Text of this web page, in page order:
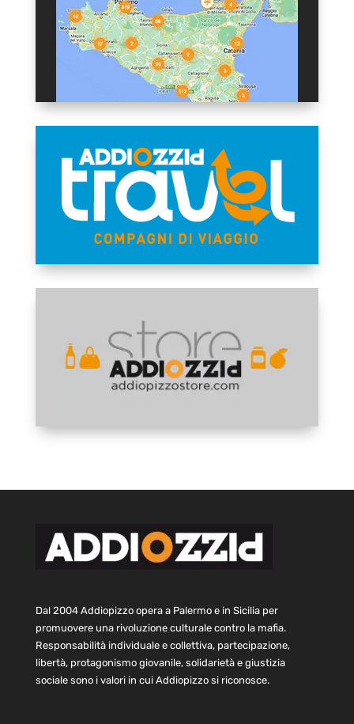
Dal 2004 Addiopizzo opera a Palermo e in Sicilia per
promuovere una rivoluzione culturale contro la mafia.
Responsabilità individuale e collettiva, partecipazione,
libertà, protagonismo giovanile, solidarietà e giustizia
sociale sono i valori in cui Addiopizzo si riconosce.